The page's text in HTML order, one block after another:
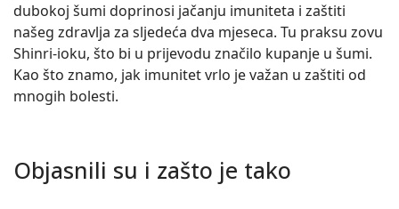
dubokoj šumi doprinosi jačanju imuniteta i zaštiti
našeg zdravlja za sljedeća dva mjeseca. Tu praksu zovu
Shinri-ioku, što bi u prijevodu značilo kupanje u šumi.
Kao što znamo, jak imunitet vrlo je važan u zaštiti od
mnogih bolesti.
Objasnili su i zašto je tako